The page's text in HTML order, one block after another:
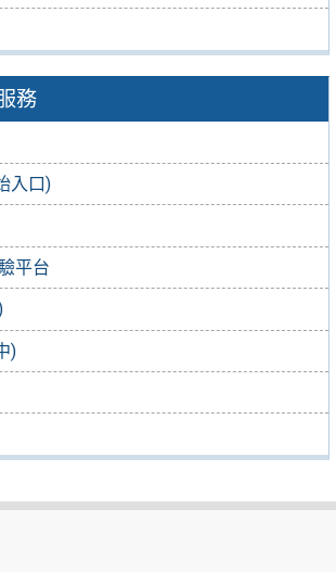
務
入口)
平台
)